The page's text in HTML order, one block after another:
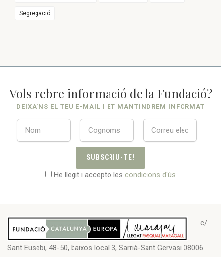
Segregació
Vols rebre informació de la Fundació?
DEIXA’NS EL TEU E-MAIL I ET MANTINDREM INFORMAT
SUBSCRIU-TE!
He llegit i accepto les condicions d'ús
c/
Sant Eusebi, 48-50, baixos local 3, Sarrià-Sant Gervasi 08006